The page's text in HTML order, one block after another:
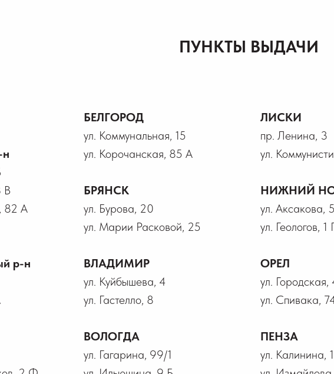
ПУНКТЫ ВЫДАЧИ
В
82 А
р-н
БЕЛГОРОД
ул. Коммунальная, 15
ул. Корочанская, 85 А
БРЯНСК
ул. Бурова, 20
ул. Марии Расковой, 25
ВЛАДИМИР
ул. Куйбышева, 4
ул. Гастелло, 8
ВОЛОГДА
ул. Гагарина, 99/1
ЛИСКИ
пр. Ленина, 3
ул.
НИЖНИЙ
ул. Аксакова, 5
ул. Геологов, 1
ОРЕЛ
ул. Городская,
ул. Спивака,
ПЕНЗА
ул. Калинина,